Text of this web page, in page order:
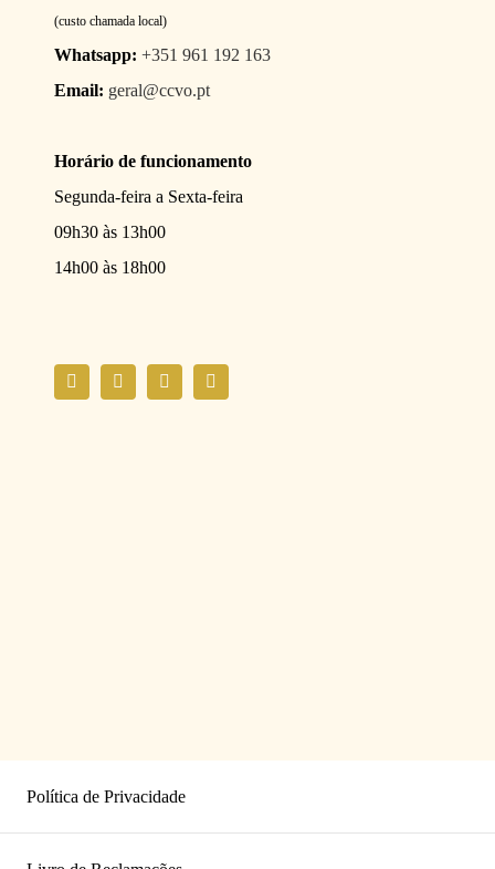
Política de Privacidade
(custo chamada local)
Whatsapp: +351 961 192 163
Email: geral@ccvo.pt
Horário de funcionamento
Segunda-feira a Sexta-feira
09h30 às 13h00
14h00 às 18h00